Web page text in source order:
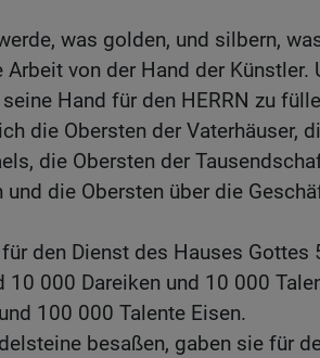
was golden, und silbern,
von der Hand der Künstler.
Hand für den HERRN zu
die Obersten der Vaterhäuser,
die Obersten der
die Obersten über die
den Dienst des Hauses Gottes
10 000 Dareiken und 10 000
100 000 Talente Eisen.
besaßen, gaben sie für